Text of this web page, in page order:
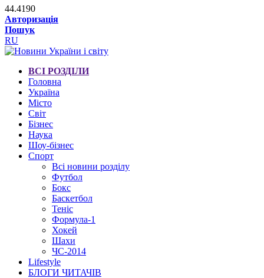
44.4190
Авторизація
Пошук
RU
ВСІ РОЗДІЛИ
Головна
Україна
Місто
Світ
Бізнес
Наука
Шоу-бізнес
Спорт
Всі новини розділу
Футбол
Бокс
Баскетбол
Теніс
Формула-1
Хокей
Шахи
ЧС-2014
Lifestyle
БЛОГИ ЧИТАЧІВ